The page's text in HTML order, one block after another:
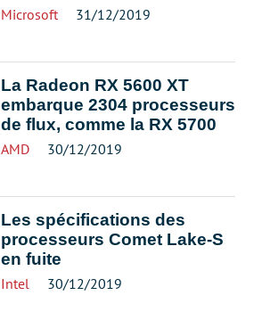
Microsoft 31/12/2019
La Radeon RX 5600 XT
embarque 2304 processeurs
de flux, comme la RX 5700
AMD 30/12/2019
Les spécifications des
processeurs Comet Lake-S
en fuite
Intel 30/12/2019